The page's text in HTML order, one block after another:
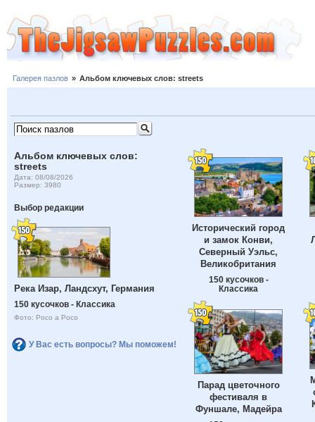
Галерея пазлов » Альбом ключевых слов: streets
Альбом ключевых слов:
streets
Дата: 08/08/2026
Размер: 3980
Выбор редакции
Река Изар, Ландсхут, Германия
150 кусочков - Классика
Фото: Poco a Poco
У Вас есть вопросы? Мы поможем!
Исторический город
и замок Конви,
Северный Уэльс,
Великобритания
150 кусочков -
Классика
Парад цветочного
фестиваля в
Фуншале, Мадейра